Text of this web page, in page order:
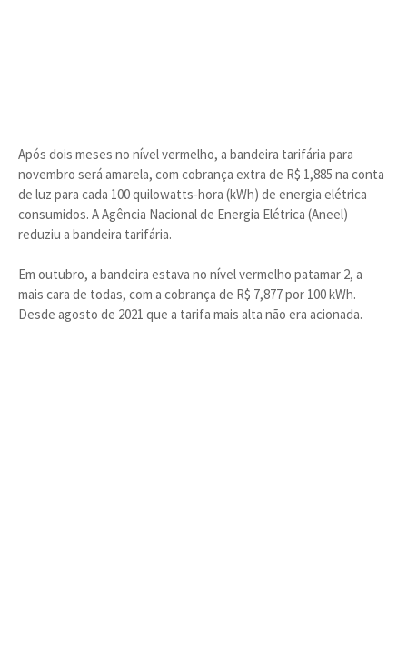
Após dois meses no nível vermelho, a bandeira tarifária para
novembro será amarela, com cobrança extra de R$ 1,885 na conta
de luz para cada 100 quilowatts-hora (kWh) de energia elétrica
consumidos. A Agência Nacional de Energia Elétrica (Aneel)
reduziu a bandeira tarifária.
Em outubro, a bandeira estava no nível vermelho patamar 2, a
mais cara de todas, com a cobrança de R$ 7,877 por 100 kWh.
Desde agosto de 2021 que a tarifa mais alta não era acionada.